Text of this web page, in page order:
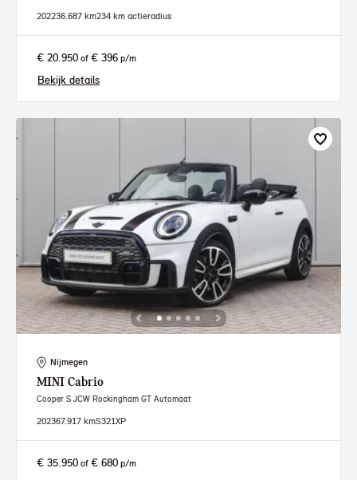
202236.687 km234 km actieradius
€ 20.950 of € 396 p/m
Bekijk details
Nijmegen
MINI Cabrio
Cooper S JCW Rockingham GT Automaat
202367.917 kmS321XP
€ 35.950 of € 680 p/m